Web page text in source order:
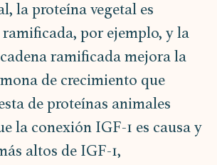
la proteína vegetal es
por ejemplo, y la
ramificada mejora la
de crecimiento que
de proteínas animales
la conexión IGF-1 es causa y
altos de IGF-1,